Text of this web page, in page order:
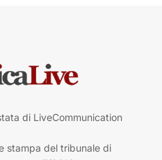
di LiveCommunication
stampa del tribunale di